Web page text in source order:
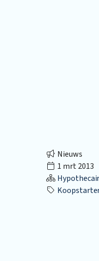
Nieuws
1 mrt 2013